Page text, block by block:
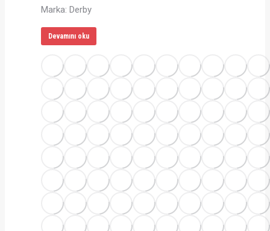
Marka: Derby
Devamını oku